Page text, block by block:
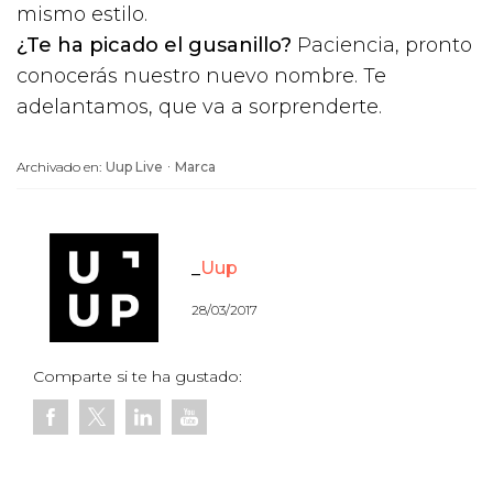
mismo estilo.
¿Te ha picado el gusanillo? Paciencia, pronto
conocerás nuestro nuevo nombre. Te
adelantamos, que va a sorprenderte.
Archivado en: Uup Live · Marca
Uup
28/03/2017
Comparte si te ha gustado: